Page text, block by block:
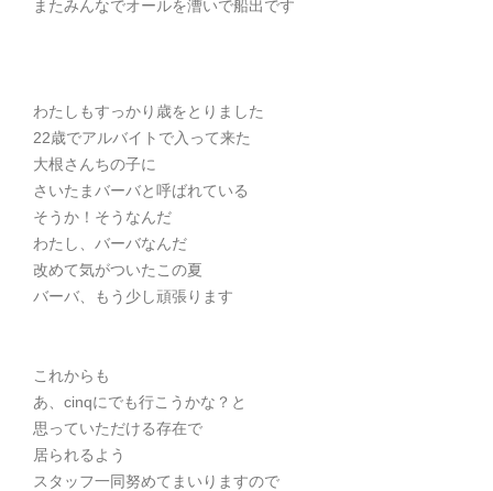
またみんなでオールを漕いで船出です
わたしもすっかり歳をとりました
22歳でアルバイトで入って来た
大根さんちの子に
さいたまバーバと呼ばれている
そうか！そうなんだ
わたし、バーバなんだ
改めて気がついたこの夏
バーバ、もう少し頑張ります
これからも
あ、cinqにでも行こうかな？と
思っていただける存在で
居られるよう
スタッフ一同努めてまいりますので